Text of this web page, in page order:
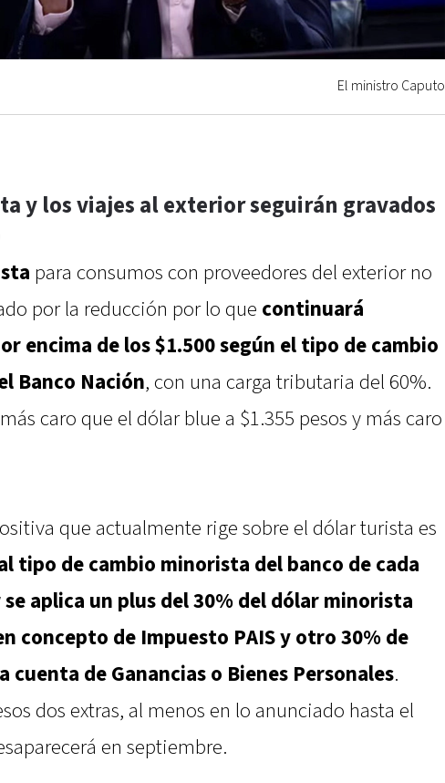
El ministro Caputo
y los viajes al exterior seguirán gravados
para consumos con proveedores del exterior no
por la reducción por lo que continuará
encima de los $1.500 según el tipo de cambio
Banco Nación, con una carga tributaria del 60%.
caro que el dólar blue a $1.355 pesos y más caro
que actualmente rige sobre el dólar turista es
tipo de cambio minorista del banco de cada
aplica un plus del 30% del dólar minorista
concepto de Impuesto PAIS y otro 30% de
cuenta de Ganancias o Bienes Personales.
dos extras, al menos en lo anunciado hasta el
en septiembre.